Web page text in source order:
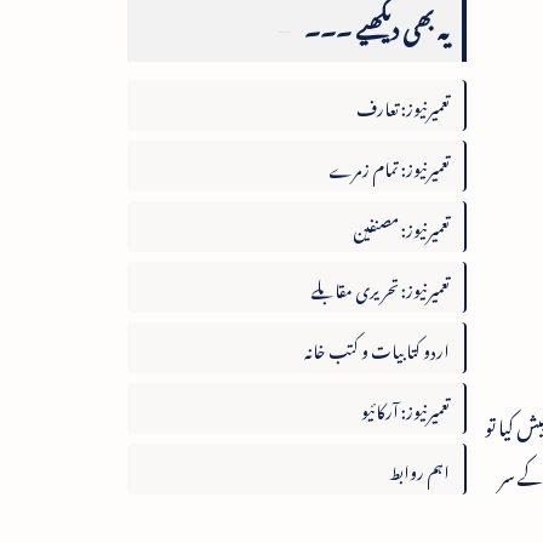
کیا تو
سر
یہ بھی دیکھیے ۔۔۔
تعمیرنیوز: تعارف
تعمیرنیوز: تمام زمرے
تعمیرنیوز: مصنفین
تعمیرنیوز: تحریری مقابلے
اردو کتابیات و کتب خانہ
تعمیرنیوز: آرکائیو
اہم روابط